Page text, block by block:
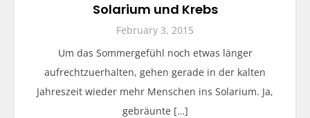
Solarium und Krebs
February 3, 2015
Um das Sommergefühl noch etwas länger
aufrechtzuerhalten, gehen gerade in der kalten
Jahreszeit wieder mehr Menschen ins Solarium. Ja,
gebräunte […]